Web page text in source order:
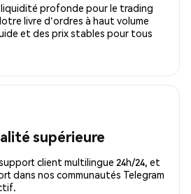
liquidité profonde pour le trading
livre d'ordres à haut volume
et des prix stables pour tous
supérieure
client multilingue 24h/24, et
dans nos communautés Telegram